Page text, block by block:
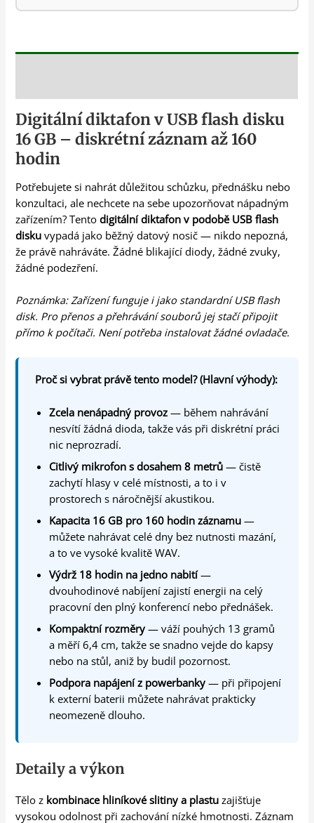
Digitální diktafon v USB flash disku
16 GB – diskrétní záznam až 160
hodin
Potřebujete si nahrát důležitou schůzku, přednášku nebo
konzultaci, ale nechcete na sebe upozorňovat nápadným
zařízením? Tentodigitální diktafon v podobě USB flash
disku vypadá jako běžný datový nosič — nikdo nepozná,
že právě nahráváte. Žádné blikající diody, žádné zvuky,
žádné podezření.
Poznámka: Zařízení funguje i jako standardní USB flash
disk. Pro přenos a přehrávání souborů jej stačí připojit
přímo k počítači. Není potřeba instalovat žádné ovladače.
Proč si vybrat právě tento model? (Hlavní výhody):
Zcela nenápadný provoz — během nahrávání
nesvítí žádná dioda, takže vás při diskrétní práci
nic neprozradí.
Citlivý mikrofon s dosahem 8 metrů — čistě
zachytí hlasy v celé místnosti, a to i v
prostorech s náročnější akustikou.
Kapacita 16 GB pro 160 hodin záznamu —
můžete nahrávat celé dny bez nutnosti mazání,
a to ve vysoké kvalitě WAV.
Výdrž 18 hodin na jedno nabití—
dvouhodinové nabíjení zajistí energii na celý
pracovní den plný konferencí nebo přednášek.
Kompaktní rozměry — váží pouhých 13 gramů
a měří 6,4 cm, takže se snadno vejde do kapsy
nebo na stůl, aniž by budil pozornost.
Podpora napájení z powerbanky — při připojení
k externí baterii můžete nahrávat prakticky
neomezeně dlouho.
Detaily a výkon
Tělo z kombinace hliníkové slitiny a plastu zajišťuje
vysokou odolnost při zachování nízké hmotnosti. Záznam